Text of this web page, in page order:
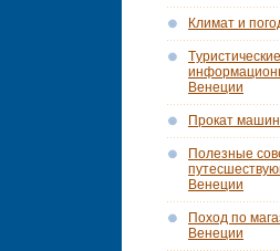
Климат и
Венеции
Прокат
Полезные
Венеции
Поход по
Венеции